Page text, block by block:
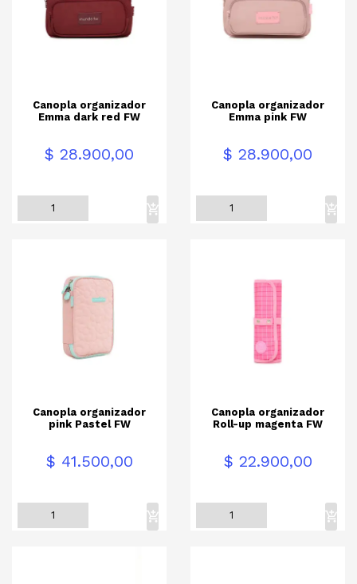
Canopla organizador
Emma dark red FW
Precio$ 28.900,00
Canopla organizador
Emma pink FW
Precio$ 28.900,00
Canopla organizador
pink Pastel FW
Precio$ 41.500,00
Canopla organizador
Roll-up magenta FW
Precio$ 22.900,00